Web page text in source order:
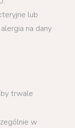
lub
na dany
trwale
w